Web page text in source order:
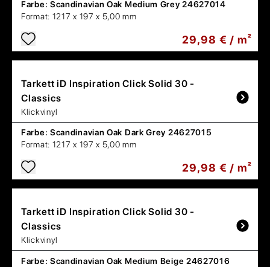
Farbe: Scandinavian Oak Medium Grey 24627014
Format: 1217 x 197 x 5,00 mm
29,98 € / m²
Tarkett iD Inspiration Click Solid 30 -
Classics
Klickvinyl
Farbe: Scandinavian Oak Dark Grey 24627015
Format: 1217 x 197 x 5,00 mm
29,98 € / m²
Tarkett iD Inspiration Click Solid 30 -
Classics
Klickvinyl
Farbe: Scandinavian Oak Medium Beige 24627016